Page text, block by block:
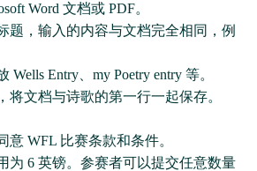
Word 文档或 PDF。
题，输入的内容与文档完全相同，例
Entry、my Poetry entry 等。
将文档与诗歌的第一行一起保存。
意 WFL 比赛条款和条件。
为 6 英镑。参赛者可以提交任意数量